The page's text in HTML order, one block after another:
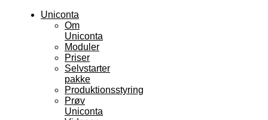
Uniconta
Om
Uniconta
Moduler
Priser
Selvstarter
pakke
Produktionsstyring
Prøv
Uniconta